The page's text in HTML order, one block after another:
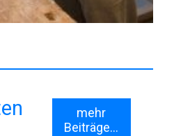
mehr
Beiträge...